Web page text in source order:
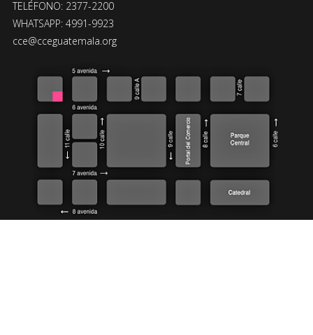
TELÉFONO: 2377-2200
WHATSAPP: 4991-9923
cce@cceguatemala.org